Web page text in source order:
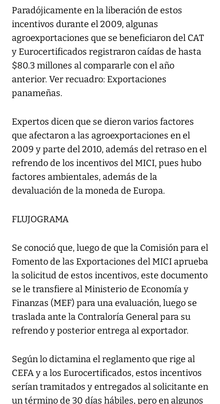
Paradójicamente en la liberación de estos
incentivos durante el 2009, algunas
agroexportaciones que se beneficiaron del CAT
y Eurocertificados registraron caídas de hasta
$80.3 millones al compararle con el año
anterior. Ver recuadro: Exportaciones
panameñas.
Expertos dicen que se dieron varios factores
que afectaron a las agroexportaciones en el
2009 y parte del 2010, además del retraso en el
refrendo de los incentivos del MICI, pues hubo
factores ambientales, además de la
devaluación de la moneda de Europa.
FLUJOGRAMA
Se conoció que, luego de que la Comisión para el
Fomento de las Exportaciones del MICI aprueba
la solicitud de estos incentivos, este documento
se le transfiere al Ministerio de Economía y
Finanzas (MEF) para una evaluación, luego se
traslada ante la Contraloría General para su
refrendo y posterior entrega al exportador.
Según lo dictamina el reglamento que rige al
CEFA y a los Eurocertificados, estos incentivos
serían tramitados y entregados al solicitante en
un término de 30 días hábiles, pero en algunos